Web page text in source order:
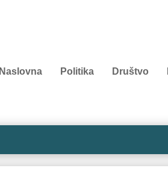
Naslovna Politika Društvo